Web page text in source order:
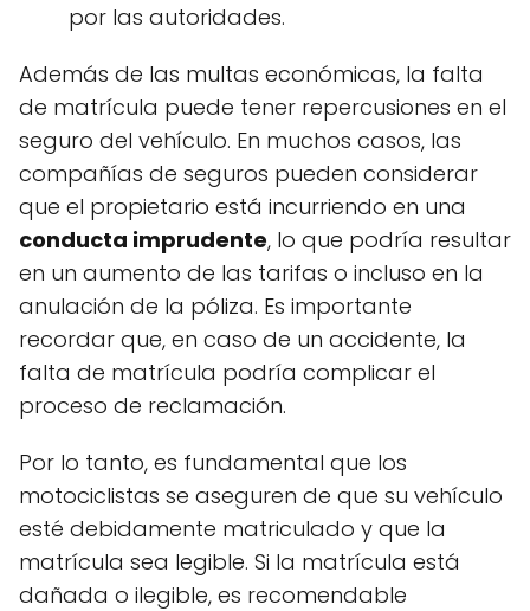
por las autoridades.
Además de las multas económicas, la falta
de matrícula puede tener repercusiones en el
seguro del vehículo. En muchos casos, las
compañías de seguros pueden considerar
que el propietario está incurriendo en una
conducta imprudente, lo que podría resultar
en un aumento de las tarifas o incluso en la
anulación de la póliza. Es importante
recordar que, en caso de un accidente, la
falta de matrícula podría complicar el
proceso de reclamación.
Por lo tanto, es fundamental que los
motociclistas se aseguren de que su vehículo
esté debidamente matriculado y que la
matrícula sea legible. Si la matrícula está
dañada o ilegible, es recomendable